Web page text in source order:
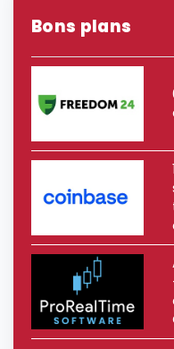
Bons plans